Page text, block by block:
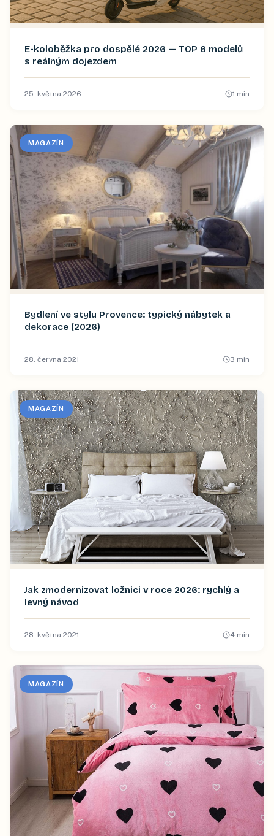
E-koloběžka pro dospělé 2026 — TOP 6 modelů
s reálným dojezdem
25. května 2026 1 min
MAGAZÍN
Bydlení ve stylu Provence: typický nábytek a
dekorace (2026)
28. června 2021 3 min
MAGAZÍN
Jak zmodernizovat ložnici v roce 2026: rychlý a
levný návod
28. května 2021 4 min
MAGAZÍN